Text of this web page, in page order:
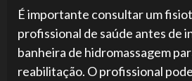
É importante consultar um
profissional de saúde antes de
banheira de hidromassagem
reabilitação. O profissional